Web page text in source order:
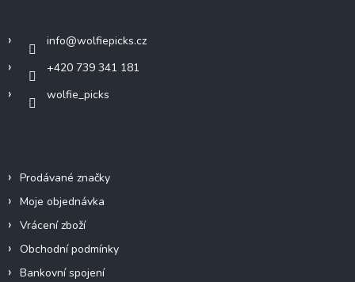
info@wolfiepicks.cz
+420 739 341 181
wolfie_picks
Prodávané značky
Moje objednávka
Vrácení zboží
Obchodní podmínky
Bankovní spojení